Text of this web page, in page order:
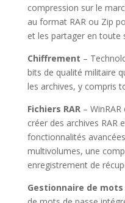
compression sur le
au format RAR ou Zip
et les partager en toute
Chiffrement –
bits de qualité militaire
les archives, y compris
Fichiers RAR– WinRAR
créer des archives RAR
fonctionnalités
multivolumes, une
enregistrement de
Gestionnaire de mots